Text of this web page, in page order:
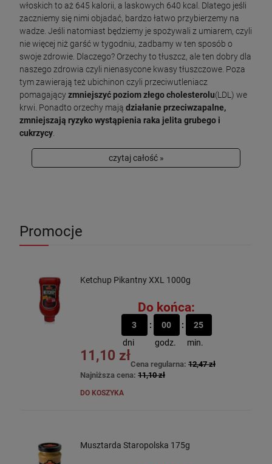
włoskich to aż 645 kalorii, a laskowych 640 kcal. Dlatego jeśli
zaczniemy się nimi objadać, bardzo łatwo przybierzemy na
wadze. Jeśli natomiast będziemy je spożywali z umiarem, czyli
nie więcej niż garść w tygodniu, zadbamy w ten sposób o
swoje zdrowie. Dlaczego? Orzechy to tłuszcz, ale ten dobry dla
naszego zdrowia czyli nienasycone kwasy tłuszczowe. Poza
tym zawierają też ubichinon czyli przeciwutleniacz
pomagającyzmniejszyć poziom złego cholesterolu(LDL) we
krwi. Ponadto orzechy mają działanie przeciwzapalne,
zmniejszają ryzyko wystąpienia raka jelita grubego i
cukrzycy
czytaj całość »
Promocje
Ketchup Pikantny XXL 1000g
Do końca:
3
dni
00
godz.
25
min.
11,10 zł
Cena regularna: 12,47 zł
Najniższa cena: 11,10 zł
DO KOSZYKA
Musztarda Staropolska 175g